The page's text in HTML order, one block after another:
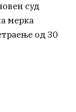
суд
мерка
од 30